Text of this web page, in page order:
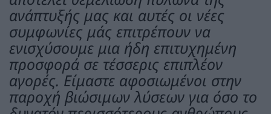
ανάπτυξής μας και αυτές οι νέες
συμφωνίες μάς επιτρέπουν να
ενισχύσουμε μια ήδη επιτυχημένη
προσφορά σε τέσσερις επιπλέον
αγορές. Είμαστε αφοσιωμένοι στην
παροχή βιώσιμων λύσεων για όσο το